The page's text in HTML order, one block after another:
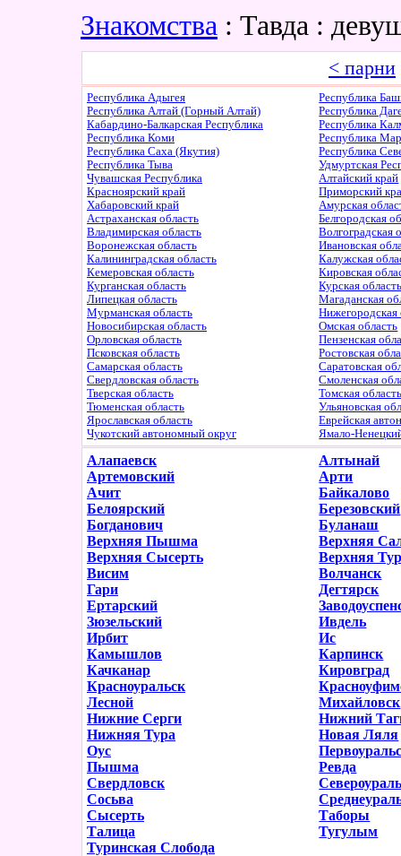
Знакомства : Тавда :
< парни
Республика Адыгея
Республика
Республика Алтай (Горный Алтай)
Республика
Кабардино-Балкарская Республика
Республика
Республика Коми
Республика
Республика Саха (Якутия)
Республика
Республика Тыва
Удмуртская
Чувашская Республика
Алтайский край
Красноярский край
Приморский
Хабаровский край
Амурская
Астраханская область
Белгородская
Владимирская область
Волгоградская
Воронежская область
Ивановская
Калининградская область
Калужская
Кемеровская область
Кировская
Курганская область
Курская
Липецкая область
Магаданская
Мурманская область
Нижегородская
Новосибирская область
Омская область
Орловская область
Пензенская
Псковская область
Ростовская
Самарская область
Саратовская
Свердловская область
Смоленская
Тверская область
Томская
Тюменская область
Ульяновская
Ярославская область
Еврейская
Чукотский автономный округ
Ямало-
Алапаевск
Алтынай
Артемовский
Арти
Ачит
Байкалово
Белоярский
Березовский
Богданович
Буланаш
Верхняя Пышма
Верхняя
Верхняя Сысерть
Верхняя
Висим
Волчанск
Гари
Дегтярск
Ертарский
Зюзельский
Ивдель
Ирбит
Ис
Камышлов
Карпинск
Качканар
Кировград
Красноуральск
Лесной
Михайловск
Нижние Серги
Нижний
Нижняя Тура
Новая Ляля
Оус
Пышма
Ревда
Свердловск
Сосьва
Сысерть
Таборы
Талица
Тугулым
Туринская Слобода